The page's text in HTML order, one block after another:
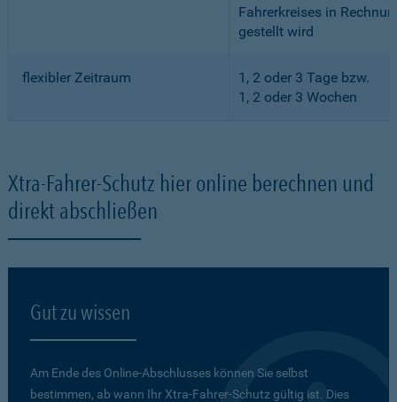
Fahrerkreises in
gestellt wird
flexibler Zeitraum
1, 2 oder 3 Tage bzw.
1, 2 oder 3 Wochen
Xtra-Fahrer-Schutz hier online berechnen und
direkt abschließen
Gut zu wissen
Am Ende des Online-Abschlusses können Sie selbst
bestimmen, ab wann Ihr Xtra-Fahrer-Schutz gültig ist. Dies